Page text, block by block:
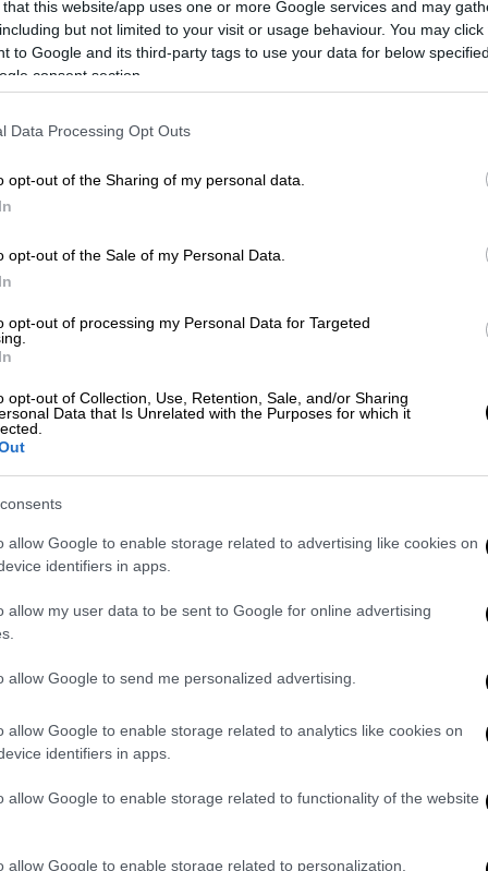
that this website/app uses one or more Google services and may
but not limited to your visit or usage behaviour. You may
to Google and its third-party tags to use your data for below
consent section.
Data Processing Opt Outs
opt-out of the Sharing of my personal data.
opt-out of the Sale of my Personal Data.
opt-out of processing my Personal Data for Targeted
opt-out of Collection, Use, Retention, Sale, and/or Sharing
Data that Is Unrelated with the Purposes for which it
allow Google to enable storage related to advertising like cookies on
identifiers in apps.
allow my user data to be sent to Google for online advertising
allow Google to send me personalized advertising.
allow Google to enable storage related to analytics like cookies on
identifiers in apps.
allow Google to enable storage related to functionality of the website
allow Google to enable storage related to personalization.
ΥΠΕ: Τα «φρέσκα» πρόσωπα και
ηκαταγραφήτων κλινικών σε όλη τη
στελεχώνουν, ώστε να διαπιστωθεί τι
μπορούν να καλυφθούν με τις
της περιφέρειας
μονάδες να παρέχουνιατρικές
επίπεδο
στα κεντρικά νοσοκομεία ενώ στις
περιστατικά.
του νέουυγειονομικού
και μετά, καθώς ήδη υπάρχει σχέδιο
μονάδες υγείαςσε όλη τη χώρα οι
λειτουργίας εξαιτίας των
δεν αναμένονται άμεσα να γίνουν
υγείαςσκοπεύει να καλύψει τα
αυτές του προσωπικού.